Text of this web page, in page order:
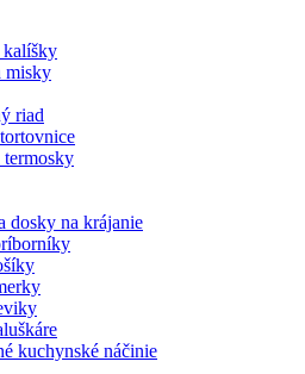
kalíšky
misky
riad
dosky na krájanie
kuchynské náčinie